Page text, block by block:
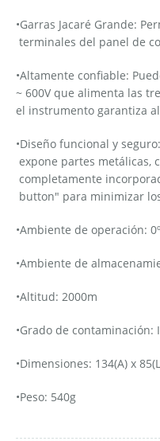
•Garras Jacaré Grande:
terminales del panel de
•Altamente confiable:
~ 600V que alimenta las
el instrumento garantiza
•Diseño funcional y
expone partes metálicas,
completamente
button" para minimizar
•Ambiente de operación:
•Ambiente de
•Altitud: 2000m
•Grado de contaminación:
•Dimensiones: 134(A) x
•Peso: 540g